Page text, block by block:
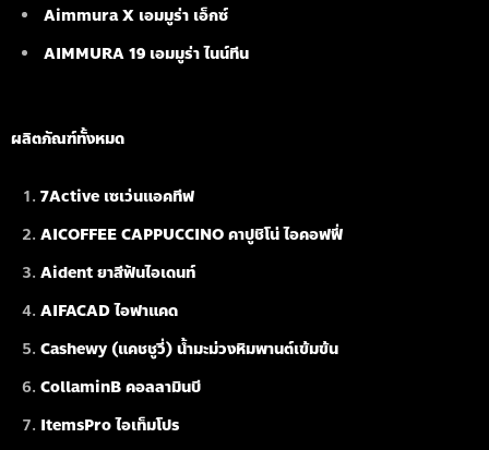
Aimmura X เอมมูร่า เอ็กซ์
AIMMURA 19 เอมมูร่า ไนน์ทีน
ผลิตภัณฑ์ทั้งหมด
7Active เซเว่นแอคทีฟ
AICOFFEE CAPPUCCINO คาปูชิโน่ ไอคอฟฟี่
Aident ยาสีฟันไอเดนท์
AIFACAD ไอฟาแคด
Cashewy (แคชชูวี่) น้ำมะม่วงหิมพานต์เข้มข้น
CollaminB คอลลามินบี
ItemsPro ไอเท็มโปร